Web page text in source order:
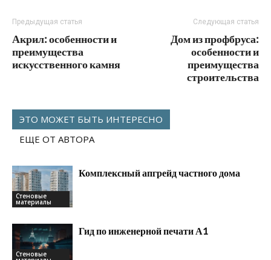
Предыдущая статья
Акрил: особенности и
преимущества
искусственного камня
Следующая статья
Дом из профбруса:
особенности и
преимущества
строительства
ЭТО МОЖЕТ БЫТЬ ИНТЕРЕСНО
ЕЩЕ ОТ АВТОРА
Стеновые
материалы
Комплексный апгрейд частного дома
Стеновые
Гид по инженерной печати А1